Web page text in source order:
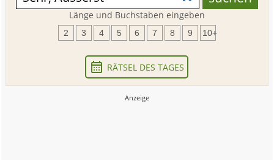
Länge und Buchstaben eingeben
2 3 4 5 6 7 8 9 10+
RÄTSEL DES TAGES